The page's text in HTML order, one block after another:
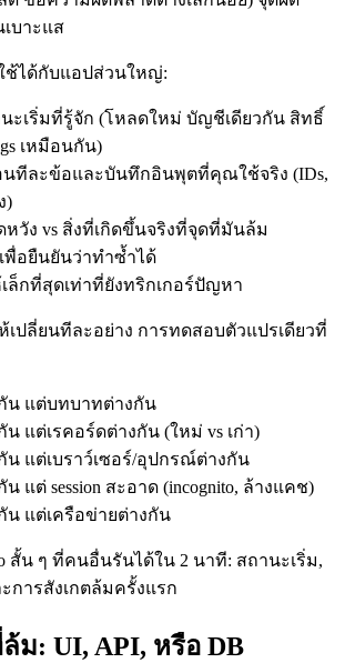
บาะแส
ช้ได้กับแอปส่วนใหญ่:
นะเริ่มที่รู้จัก (โหลดใหม่ บัญชีเดียวกัน สิทธิ์
เหมือนกัน)
ทีละข้อและบันทึกอินพุตที่คุณใช้จริง (IDs,
)
หวัง vs สิ่งที่เกิดขึ้นจริงที่จุดที่มันล้ม
พื่อยืนยันว่าทำซ้ำได้
ล็กที่สุดเท่าที่ยังทริกเกอร์ปัญหา
เปลี่ยนทีละอย่าง การทดสอบตัวแปรเดียวที่
น แต่บทบาทต่างกัน
แต่เรคอร์ดต่างกัน (ใหม่ vs เก่า)
น แต่เบราว์เซอร์/อุปกรณ์ต่างกัน
แต่ session สะอาด (incognito, ล้างแคช)
น แต่เครือข่ายต่างกัน
สั้น ๆ ที่คนอื่นรันได้ใน 2 นาที: สถานะเริ่ม,
ารสังเกตล้มครั้งแรก
ล้ม: UI, API, หรือ DB